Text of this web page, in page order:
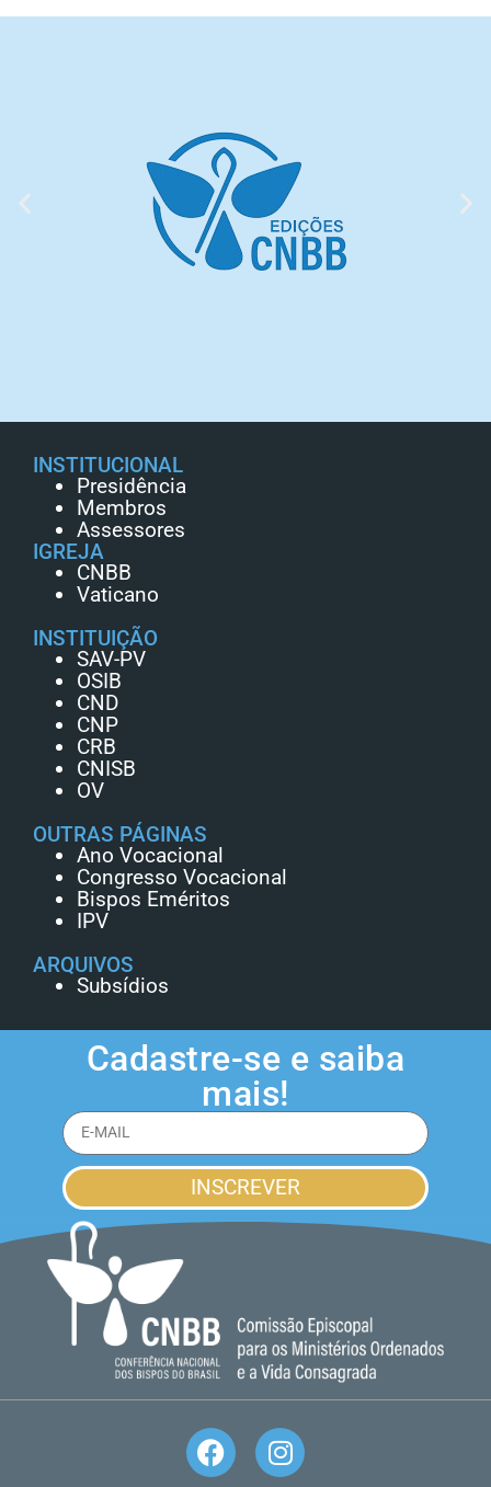
INSTITUCIONAL
Presidência
Membros
Assessores
IGREJA
CNBB
Vaticano
INSTITUIÇÃO
SAV-PV
OSIB
CND
CNP
CRB
CNISB
OV
OUTRAS PÁGINAS
Ano Vocacional
Congresso Vocacional
Bispos Eméritos
IPV
ARQUIVOS
Subsídios
Cadastre-se e saiba
mais!
INSCREVER